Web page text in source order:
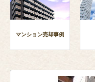
マンション売却事例